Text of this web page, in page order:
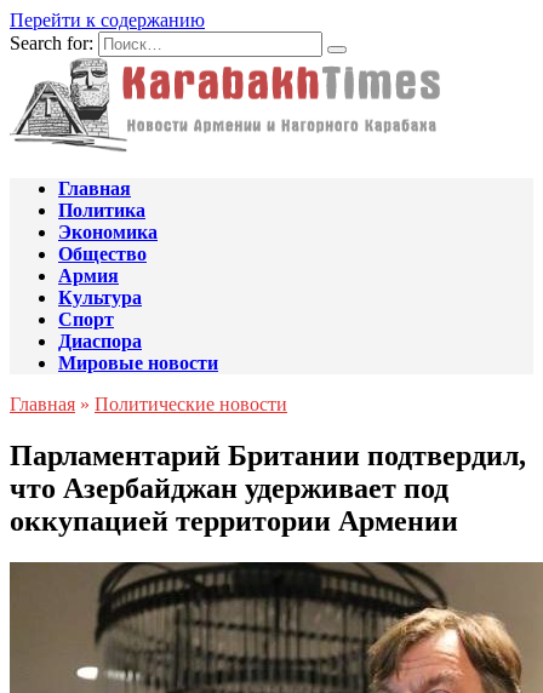
Перейти к содержанию
Search for:
Главная
Политика
Экономика
Общество
Армия
Культура
Спорт
Диаспора
Мировые новости
Главная » Политические новости
Парламентарий Британии подтвердил,
что Азербайджан удерживает под
оккупацией территории Армении